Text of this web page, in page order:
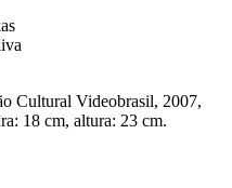
Cultural Videobrasil, 2007,
18 cm, altura: 23 cm.